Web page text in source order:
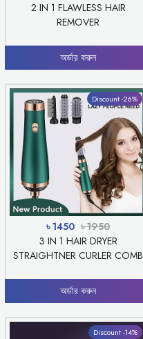
2 IN 1 FLAWLESS HAIR
REMOVER
অর্ডার করুন
Discount -26%
৳ 1450 ৳ 1950
3 IN 1 HAIR DRYER
STRAIGHTNER CURLER COMB
অর্ডার করুন
Discount -14%